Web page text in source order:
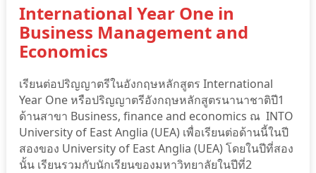
International Year One in
Business Management and
Economics
เรียนต่อปริญญาตรีในอังกฤษหลักสูตร International
Year One หรือปริญญาตรีอังกฤษหลักสูตรนานาชาติปี1
ด้านสาขา Business, finance and economics ณ INTO
University of East Anglia (UEA) เพื่อเรียนต่อด้านนี้ในปี
สองของ University of East Anglia (UEA) โดยในปีที่สอง
นั้น เรียนรวมกับนักเรียนของมหาวิทยาลัยในปีที่2